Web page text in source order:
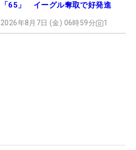
「65」 イーグル奪取で好発進
2026年8月7日 (金) 06時59分 1